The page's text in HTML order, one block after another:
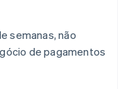
semanas, não
de pagamentos